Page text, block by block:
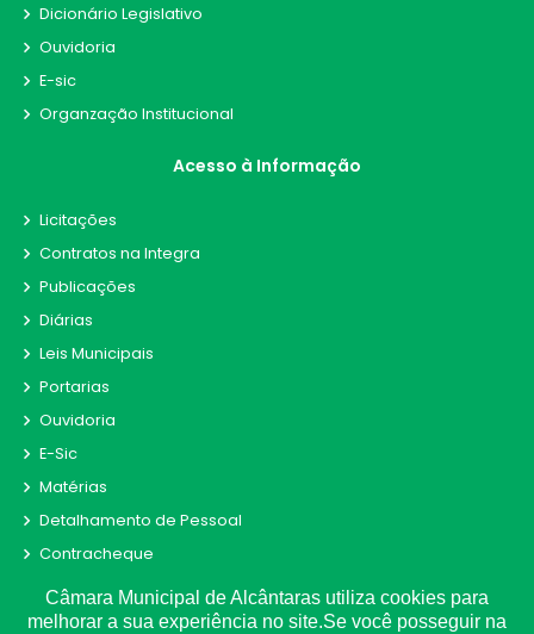
Dicionário Legislativo
Ouvidoria
E-sic
Organzação Institucional
Acesso à Informação
Licitações
Contratos na Integra
Publicações
Diárias
Leis Municipais
Portarias
Ouvidoria
E-Sic
Matérias
Detalhamento de Pessoal
Contracheque
Receitas e Despesas
Radar da Transparência
Câmara Municipal de Alcântaras utiliza cookies para
melhorar a sua experiência no site.Se você posseguir na